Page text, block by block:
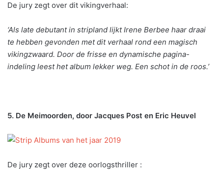
De jury zegt over dit vikingverhaal:
‘Als late debutant in stripland lijkt Irene Berbee haar draai
te hebben gevonden met dit verhaal rond een magisch
vikingzwaard. Door de frisse en dynamische pagina-
indeling leest het album lekker weg. Een schot in de roos.’
5. De Meimoorden, door Jacques Post en Eric Heuvel
De jury zegt over deze oorlogsthriller :